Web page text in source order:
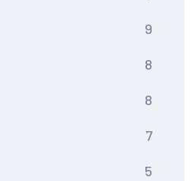
9
8
8
7
5